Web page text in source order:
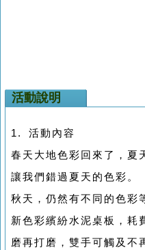
活動說明
1. 活動內容
春天大地色彩回來了，夏
讓我們錯過夏天的色彩。
秋天，仍然有不同的色彩
新色彩繽紛水泥桌板，耗
磨再打磨，雙手可觸及不